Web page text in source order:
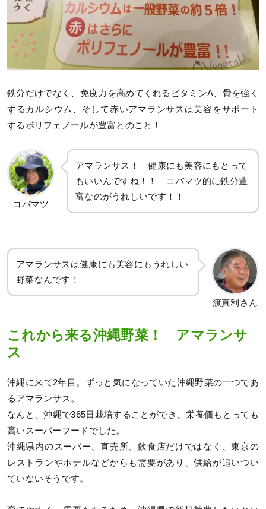
鉄分だけでなく、免疫力を高めてくれるビタミンA、骨を強く
するカルシウム、そして赤いアマランサスは美容をサポート
するポリフェノールが豊富とのこと！
コバマツ
アマランサス！ 健康にも美容にもとって
もいいんですね！！ コバマツ的に鉄分豊
富なのがうれしいです！！
アマランサスは健康にも美容にもうれしい
野菜なんです！
渡真利さん
これから来る沖縄野菜！ アマランサ
ス
沖縄に来て2年目。ずっと気になっていた沖縄野菜の一つであ
るアマランサス。
なんと、沖縄で365日栽培することができ、栄養価もとっても
高いスーパーフードでした。
沖縄県内のスーパー、直売所、飲食店だけではなく、東京の
レストランやホテルなどからも需要があり、供給が追いつい
ていないそうです。